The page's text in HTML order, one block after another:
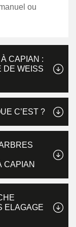
ou
CAPIAN :
DE WEISS
C’EST ?
CAPIAN
ELAGAGE